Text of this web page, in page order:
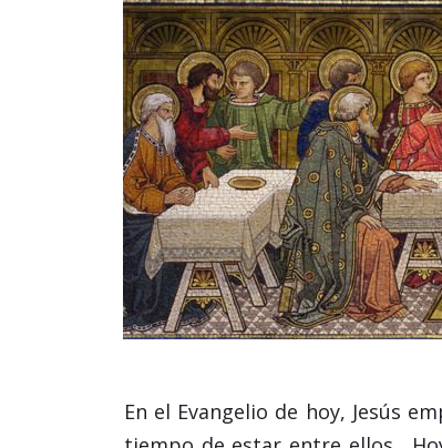
En el Evangelio de hoy, Jesús